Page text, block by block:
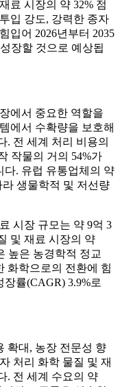
료 시장의 약 32% 점
입 강도, 강력한 종자
입어 2026년부터 2035
장할 것으로 예상됩
에서 중요한 역할을
에서 수확량을 보호해
. 전 세계 처리 비용의
작물의 거의 54%가
다. 유럽 ​​유통업체의 약
생물학적 및 저선량
시장 규모는 약 9억 3
및 재료 시장의 약
높은 농경학적 정교
화학으로의 전환에 힘
장률(CAGR) 3.9%로
확대, 농장 전문성 향
처리 화학 물질 및 재
. 전 세계 수요의 약